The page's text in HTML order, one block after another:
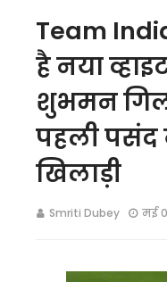
Team
है नया
शुभमन गिल
पहली पसंद
खिलाड़ी
Smriti Dubey मई